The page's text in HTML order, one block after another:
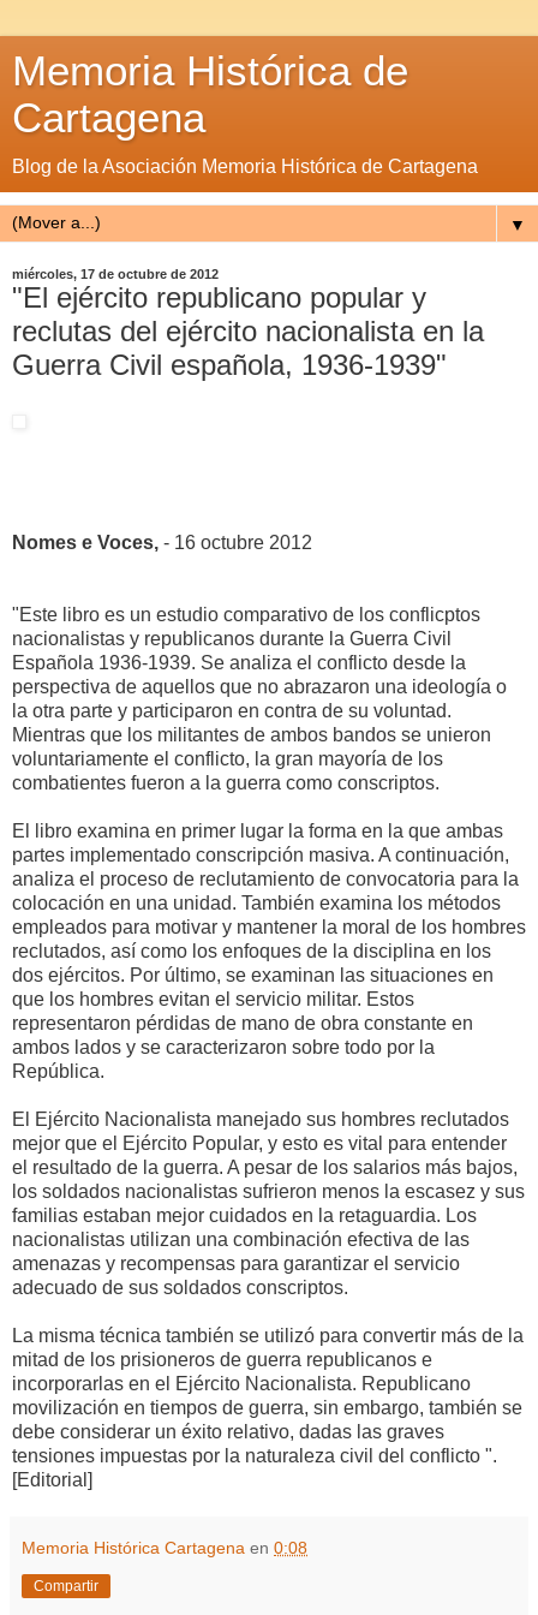
Memoria Histórica de
Cartagena
Blog de la Asociación Memoria Histórica de Cartagena
▼
miércoles, 17 de octubre de 2012
"El ejército republicano popular y
reclutas del ejército nacionalista en la
Guerra Civil española, 1936-1939"
Nomes e Voces, - 16 octubre 2012
"Este libro es un estudio comparativo de los conflicptos
nacionalistas y republicanos durante la Guerra Civil
Española 1936-1939. Se analiza el conflicto desde la
perspectiva de aquellos que no abrazaron una ideología o
la otra parte y participaron en contra de su voluntad.
Mientras que los militantes de ambos bandos se unieron
voluntariamente el conflicto, la gran mayoría de los
combatientes fueron a la guerra como conscriptos.
El libro examina en primer lugar la forma en la que ambas
partes implementado conscripción masiva. A continuación,
analiza el proceso de reclutamiento de convocatoria para la
colocación en una unidad. También examina los métodos
empleados para motivar y mantener la moral de los hombres
reclutados, así como los enfoques de la disciplina en los
dos ejércitos. Por último, se examinan las situaciones en
que los hombres evitan el servicio militar. Estos
representaron pérdidas de mano de obra constante en
ambos lados y se caracterizaron sobre todo por la
República.
El Ejército Nacionalista manejado sus hombres reclutados
mejor que el Ejército Popular, y esto es vital para entender
el resultado de la guerra. A pesar de los salarios más bajos,
los soldados nacionalistas sufrieron menos la escasez y sus
familias estaban mejor cuidados en la retaguardia. Los
nacionalistas utilizan una combinación efectiva de las
amenazas y recompensas para garantizar el servicio
adecuado de sus soldados conscriptos.
La misma técnica también se utilizó para convertir más de la
mitad de los prisioneros de guerra republicanos e
incorporarlas en el Ejército Nacionalista. Republicano
movilización en tiempos de guerra, sin embargo, también se
debe considerar un éxito relativo, dadas las graves
tensiones impuestas por la naturaleza civil del conflicto ".
[Editorial]
Memoria Histórica Cartagena en 0:08
Compartir